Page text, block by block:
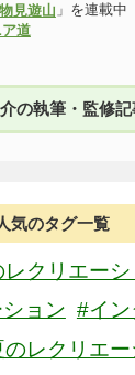
見遊山 」を連載中
道
の執筆・監修記
気のタグ一覧
レクリエーシ
ョン #イン
のレクリエー